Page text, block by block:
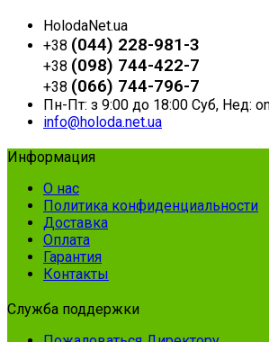
HolodaNet.ua
+38 (044) 228-981-3
+38 (098) 744-422-7
+38 (066) 744-796-7
Пн-Пт: з 9:00 до 18:00 Суб, Нед:
info@holoda.net.ua
Информация
О нас
Политика конфиденциальности
Доставка
Оплата
Гарантия
Контакты
Служба поддержки